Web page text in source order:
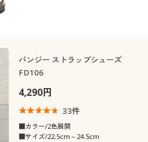
パンジー ストラップシューズ
FD106
4,290円
33件
■カラー/2色展開
■サイズ/22.5cm～24.5cm